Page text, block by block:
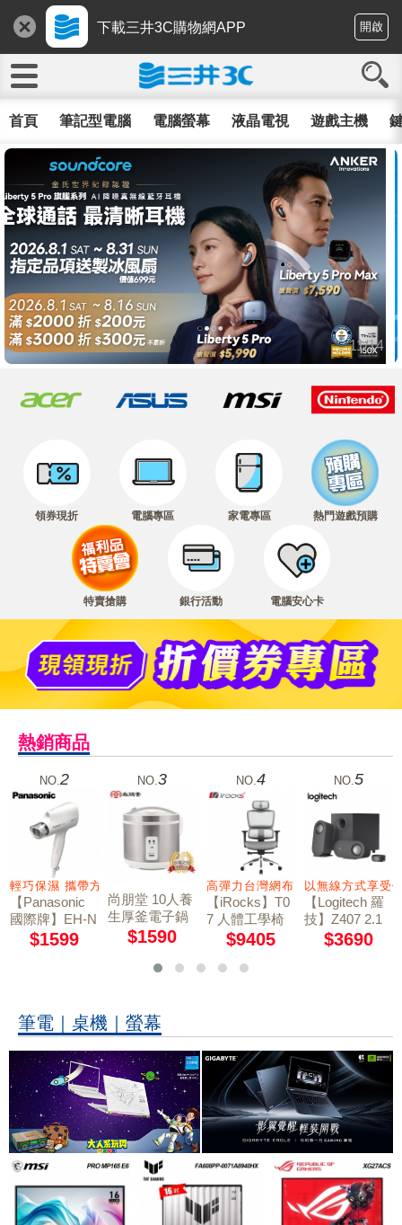
下載三井3C購物網APP 開啟
首頁 筆記型電腦 電腦螢幕 液晶電視 遊戲主機
12/14
領券現折 電腦專區 家電專區 熱門遊戲預購
特賣搶購 銀行活動 電腦安心卡
熱銷商品
便
NO. 3
尚朋堂 10人養
生厚釜電子鍋
SC-NX18T
$1590
NO. 4
高彈力台灣網布 4D大面積扶手
【iRocks】T0
7 人體工學椅
石墨灰
$9405
NO. 5
以無線方式享受優異的聲音
【Logitech 羅
技】Z407 2.1
聲道 藍牙音箱
$3690
NO. 6
LIGHTSPEED
【Logitech 羅
技】G733 RG
B炫光無線電
$2691
筆電｜桌機｜螢幕